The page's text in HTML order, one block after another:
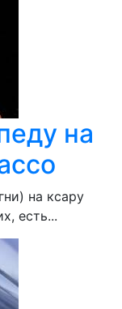
на
на ксару
есть...